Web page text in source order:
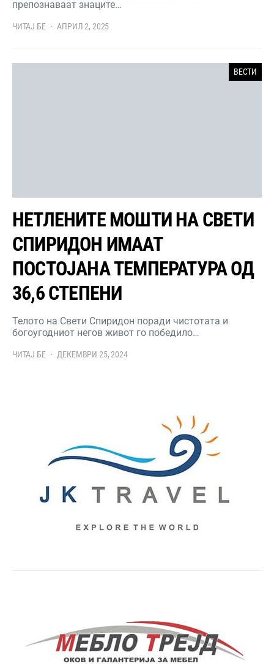
препознаваат знаците…
ЧИТАЈ БЕ АПРИЛ 2, 2025
ВЕСТИ
НЕТЛЕНИТЕ МОШТИ НА СВЕТИ
СПИРИДОН ИМААТ
ПОСТОЈАНА ТЕМПЕРАТУРА ОД
36,6 СТЕПЕНИ
Телото на Свети Спиридон поради чистотата и
богоугодниот негов живот го победило…
ЧИТАЈ БЕ ДЕКЕМВРИ 25, 2024